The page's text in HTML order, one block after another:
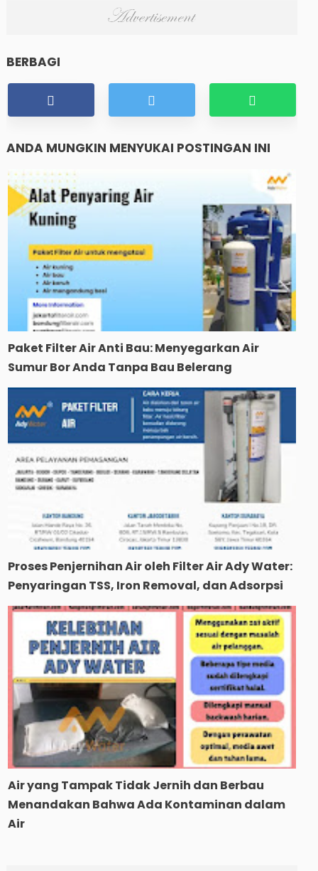
BERBAGI
ANDA MUNGKIN MENYUKAI POSTINGAN INI
Paket Filter Air Anti Bau: Menyegarkan Air
Sumur Bor Anda Tanpa Bau Belerang
Proses Penjernihan Air oleh Filter Air Ady Water:
Penyaringan TSS, Iron Removal, dan Adsorpsi
Air yang Tampak Tidak Jernih dan Berbau
Menandakan Bahwa Ada Kontaminan dalam
Air